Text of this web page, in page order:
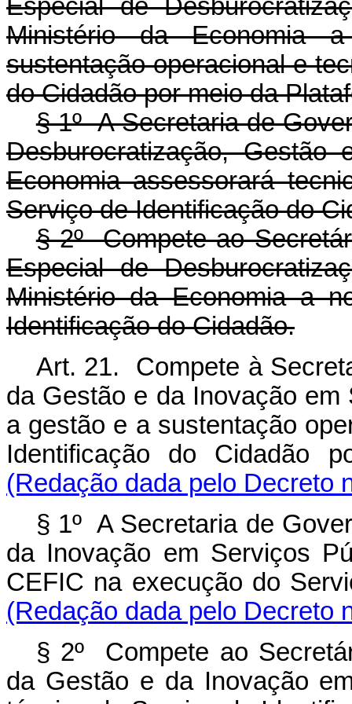
Especial de
Ministério da Economia
sustentação operacional e
do Cidadão por meio da
§ 1º A Secretaria de
Desburocratização,
Economia assessorará
Serviço de Identificação do
§ 2º Compete ao
Especial de
Ministério da Economia a
Identificação do Cidadão.
Art. 21. Compete à
da Gestão e da Inovação
a gestão e a sustentação
Identificação do
(Redação dada pelo Decreto
§ 1º A Secretaria de
da Inovação em Serviços
CEFIC na execução do
(Redação dada pelo Decreto
§ 2º Compete ao
da Gestão e da Inovação